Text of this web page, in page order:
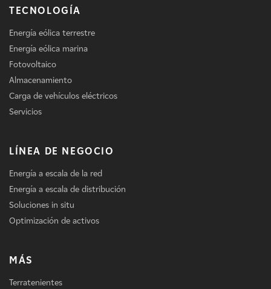
TECNOLOGÍA
Energía eólica terrestre
Energía eólica marina
Fotovoltaico
Almacenamiento
Carga de vehículos eléctricos
Servicios
LÍNEA DE NEGOCIO
Energía a escala de la red
Energía a escala de distribución
Soluciones in situ
Optimización de activos
MÁS
Terratenientes